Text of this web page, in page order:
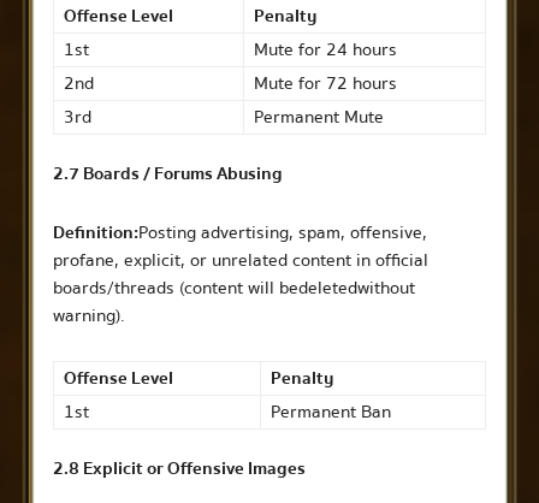
Offense Level
Penalty
1st
Mute for 24 hours
2nd
Mute for 72 hours
3rd
Permanent Mute
2.7 Boards / Forums Abusing
Definition:Posting advertising, spam, offensive,
profane, explicit, or unrelated content in official
boards/threads (content will be deleted without
warning).
Offense Level
Penalty
1st
Permanent Ban
2.8 Explicit or Offensive Images